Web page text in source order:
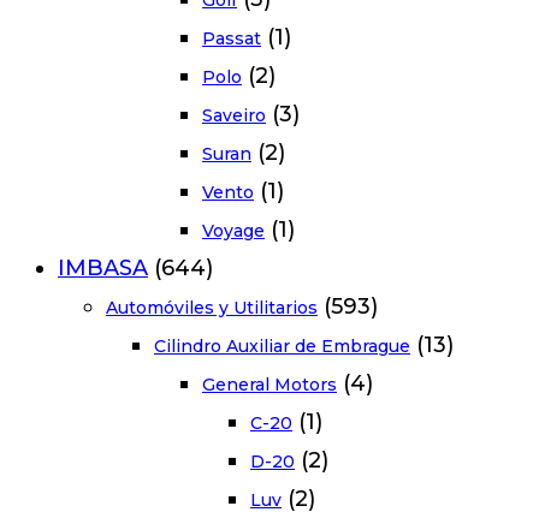
Passat (1)
Polo (2)
Saveiro (3)
Suran (2)
Vento (1)
Voyage (1)
IMBASA (644)
Automóviles y Utilitarios (593)
Cilindro Auxiliar de Embrague (13)
General Motors (4)
C-20 (1)
D-20 (2)
Luv (2)